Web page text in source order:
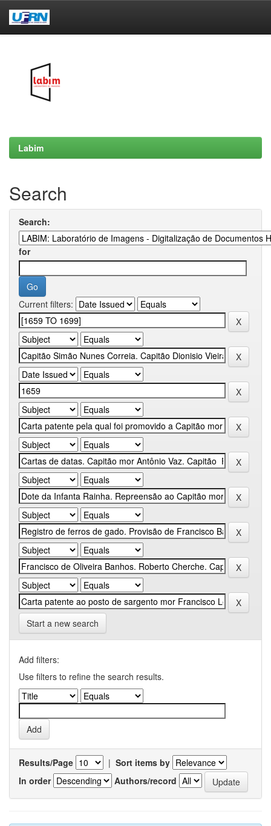
Labim
Search
Search:
for
Current filters:
Start a new search
Add filters:
Use filters to refine the search results.
Results/Page | Sort items by
In order
Authors/record